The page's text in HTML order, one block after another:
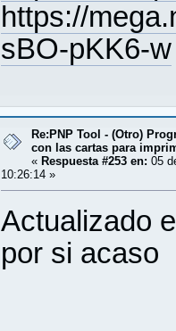
https://
sBO-pKK6-w
Re:PNP Tool - (Otro)
con las cartas para
« Respuesta #253 en: 05
10:26:14 »
Actualizado
por si acaso